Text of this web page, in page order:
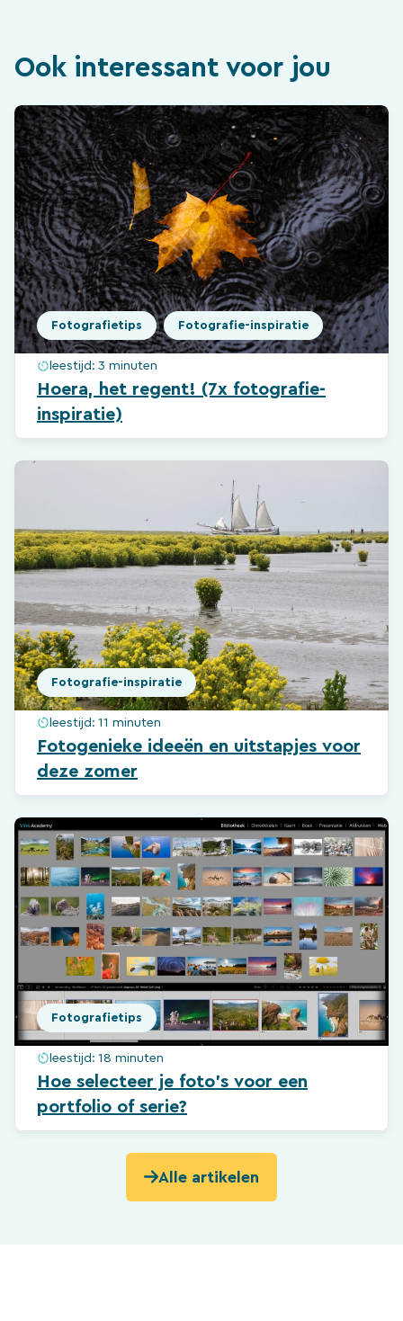
Ook interessant voor jou
Fotografietips Fotografie-inspiratie
leestijd: 3 minuten
Hoera, het regent! (7x fotografie-
inspiratie)
Fotografie-inspiratie
leestijd: 11 minuten
Fotogenieke ideeën en uitstapjes voor
deze zomer
Fotografietips
leestijd: 18 minuten
Hoe selecteer je foto’s voor een
portfolio of serie?
Alle artikelen